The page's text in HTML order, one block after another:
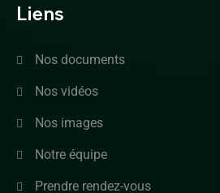
Liens
Nos documents
Nos vidéos
Nos images
Notre équipe
Prendre rendez-vous